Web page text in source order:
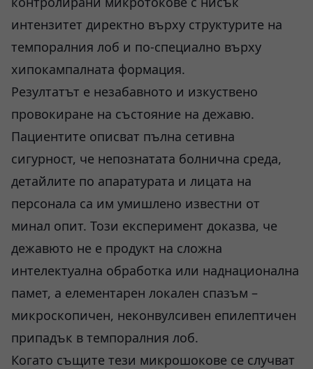
интензитет директно върху структурите на
темпоралния лоб и по-специално върху
хипокампалната формация.
Резултатът е незабавното и изкуствено
провокиране на състояние на дежавю.
Пациентите описват пълна сетивна
сигурност, че непознатата болнична среда,
детайлите по апаратурата и лицата на
персонала са им умишлено известни от
минал опит. Този експеримент доказва, че
дежавюто не е продукт на сложна
интелектуална обработка или наднационална
памет, а елементарен локален спазъм –
микроскопичен, неконвулсивен епилептичен
припадък в темпоралния лоб.
Когато същите тези микрошокове се случват